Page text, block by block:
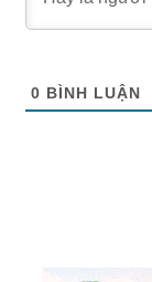
0 BÌNH LUẬN